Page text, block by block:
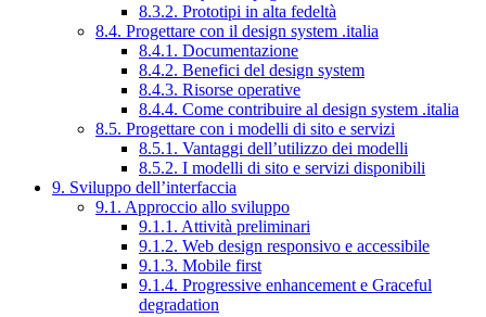
8.3.2. Prototipi in alta fedeltà
8.4. Progettare con il design system .italia
8.4.1. Documentazione
8.4.2. Benefici del design system
8.4.3. Risorse operative
8.4.4. Come contribuire al design system .italia
8.5. Progettare con i modelli di sito e servizi
8.5.1. Vantaggi dell’utilizzo dei modelli
8.5.2. I modelli di sito e servizi disponibili
9. Sviluppo dell’interfaccia
9.1. Approccio allo sviluppo
9.1.1. Attività preliminari
9.1.2. Web design responsivo e accessibile
9.1.3. Mobile first
9.1.4. Progressive enhancement e Graceful
degradation